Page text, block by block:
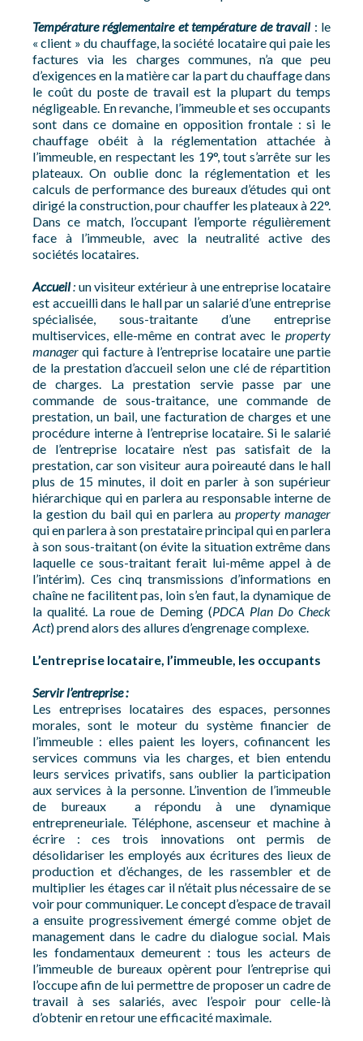
Température réglementaire et température de travail : le
« client » du chauffage, la société locataire qui paie les
factures via les charges communes, n’a que peu
d’exigences en la matière car la part du chauffage dans
le coût du poste de travail est la plupart du temps
négligeable. En revanche, l’immeuble et ses occupants
sont dans ce domaine en opposition frontale : si le
chauffage obéit à la réglementation attachée à
l’immeuble, en respectant les 19°, tout s’arrête sur les
plateaux. On oublie donc la réglementation et les
calculs de performance des bureaux d’études qui ont
dirigé la construction, pour chauffer les plateaux à 22°.
Dans ce match, l’occupant l’emporte régulièrement
face à l’immeuble, avec la neutralité active des
sociétés locataires.
Accueil: un visiteur extérieur à une entreprise locataire
est accueilli dans le hall par un salarié d’une entreprise
spécialisée, sous-traitante d’une entreprise
multiservices, elle-même en contrat avec le property
manager qui facture à l’entreprise locataire une partie
de la prestation d’accueil selon une clé de répartition
de charges. La prestation servie passe par une
commande de sous-traitance, une commande de
prestation, un bail, une facturation de charges et une
procédure interne à l’entreprise locataire. Si le salarié
de l’entreprise locataire n’est pas satisfait de la
prestation, car son visiteur aura poireauté dans le hall
plus de 15 minutes, il doit en parler à son supérieur
hiérarchique qui en parlera au responsable interne de
la gestion du bail qui en parlera au property manager
qui en parlera à son prestataire principal qui en parlera
à son sous-traitant (on évite la situation extrême dans
laquelle ce sous-traitant ferait lui-même appel à de
l’intérim). Ces cinq transmissions d’informations en
chaîne ne facilitent pas, loin s’en faut, la dynamique de
la qualité. La roue de Deming (PDCA Plan Do Check
Act) prend alors des allures d’engrenage complexe.
L’entreprise locataire, l’immeuble, les occupants
Servir l’entreprise :
Les entreprises locataires des espaces, personnes
morales, sont le moteur du système financier de
l’immeuble : elles paient les loyers, cofinancent les
services communs via les charges, et bien entendu
leurs services privatifs, sans oublier la participation
aux services à la personne. L’invention de l’immeuble
de bureaux a répondu à une dynamique
entrepreneuriale. Téléphone, ascenseur et machine à
écrire : ces trois innovations ont permis de
désolidariser les employés aux écritures des lieux de
production et d’échanges, de les rassembler et de
multiplier les étages car il n’était plus nécessaire de se
voir pour communiquer. Le concept d’espace de travail
a ensuite progressivement émergé comme objet de
management dans le cadre du dialogue social. Mais
les fondamentaux demeurent : tous les acteurs de
l’immeuble de bureaux opèrent pour l’entreprise qui
l’occupe afin de lui permettre de proposer un cadre de
travail à ses salariés, avec l’espoir pour celle-là
d’obtenir en retour une efficacité maximale.